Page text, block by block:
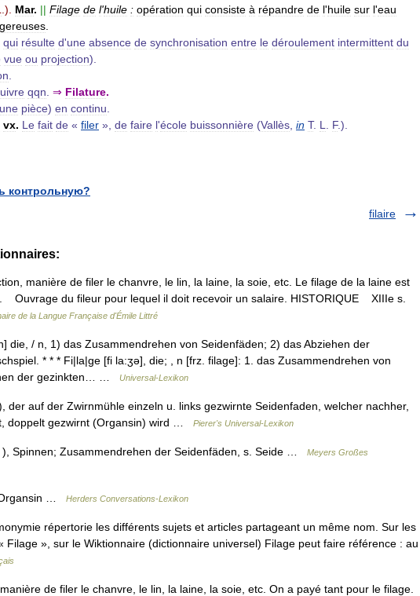
.). Mar. || Filage de l'huile : opération qui consiste à répandre de l'huile sur l'eau
qui résulte d'une absence de synchronisation entre le déroulement intermittent du
vue ou projection).
qqn ⇒ Filature.
une pièce) en continu
vx. Le fait de « filer », de faire l'école buissonnière (Vallès in T. L F.).
контрольную?
filaire
manière de filer le chanvre, le lin, la laine, la soie, etc. Le filage de la laine est
Ouvrage du fileur pour lequel il doit recevoir un salaire. HISTORIQUE XIIIe s.
de la Langue Française d'Émile Littré
/ n, 1) das Zusammendrehen von Seidenfäden; 2) das Abziehen der
* * * Fi|la|ge [fi la:ʒə], die; , n [frz. filage]: 1. das Zusammendrehen von
der gezinkten… …
Universal-Lexikon
der auf der Zwirnmühle einzeln u. links gezwirnte Seidenfaden, welcher nachher,
doppelt gezwirnt (Organsin) wird …
Pierer's Universal-Lexikon
Spinnen; Zusammendrehen der Seidenfäden, s. Seide …
Meyers Großes
… Herders Conversations-Lexikon
répertorie les différents sujets et articles partageant un même nom. Sur les
Filage », sur le Wiktionnaire (dictionnaire universel) Filage peut faire référence : au
de filer le chanvre, le lin, la laine, la soie, etc. On a payé tant pour le filage.